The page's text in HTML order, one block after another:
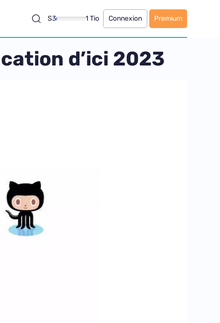
S3 1 Tio Connexion Premium
d’ici 2023